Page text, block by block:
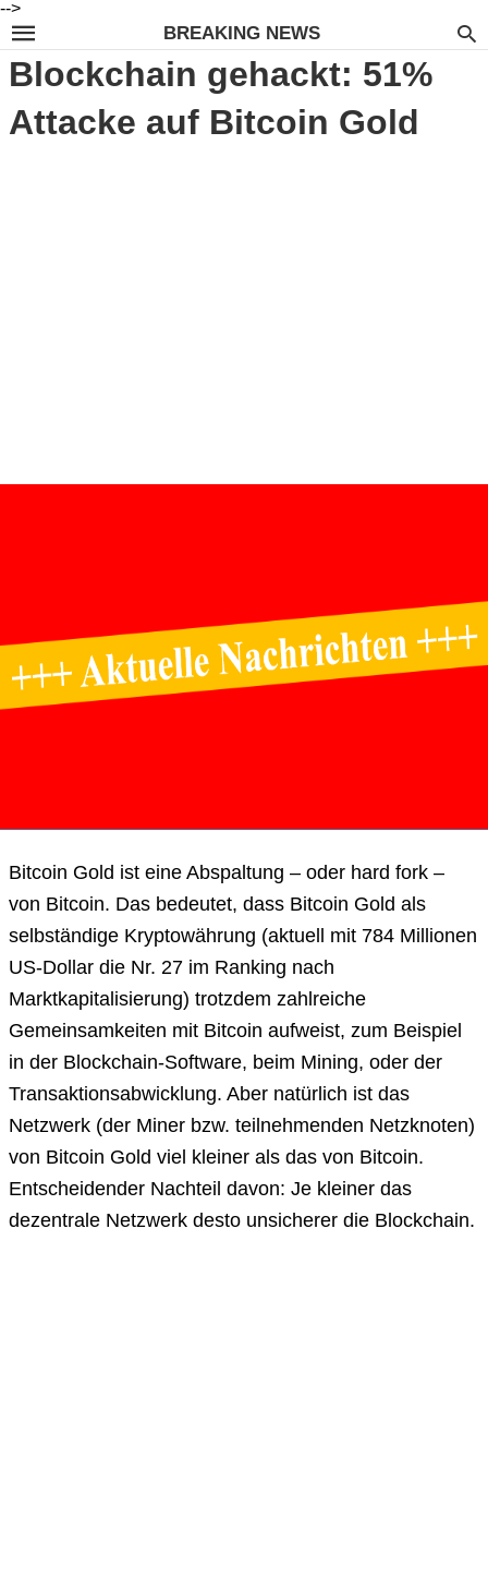
-->
BREAKING NEWS
Blockchain gehackt: 51%
Attacke auf Bitcoin Gold
Bitcoin Gold ist eine Abspaltung – oder hard fork –
von Bitcoin. Das bedeutet, dass Bitcoin Gold als
selbständige Kryptowährung (aktuell mit 784 Millionen
US-Dollar die Nr. 27 im Ranking nach
Marktkapitalisierung) trotzdem zahlreiche
Gemeinsamkeiten mit Bitcoin aufweist, zum Beispiel
in der Blockchain-Software, beim Mining, oder der
Transaktionsabwicklung. Aber natürlich ist das
Netzwerk (der Miner bzw. teilnehmenden Netzknoten)
von Bitcoin Gold viel kleiner als das von Bitcoin.
Entscheidender Nachteil davon: Je kleiner das
dezentrale Netzwerk desto unsicherer die Blockchain.